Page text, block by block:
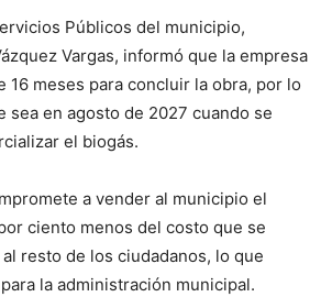
Públicos del municipio,
Vargas, informó que la empresa
16 meses para concluir la obra, por lo
sea en agosto de 2027 cuando se
el biogás.
a vender al municipio el
ciento menos del costo que se
resto de los ciudadanos, lo que
la administración municipal.